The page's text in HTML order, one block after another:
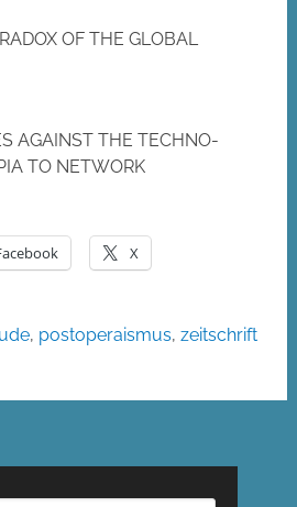
OF THE GLOBAL
AGAINST THE TECHNO-
TO NETWORK
X
, postoperaismus,zeitschrift